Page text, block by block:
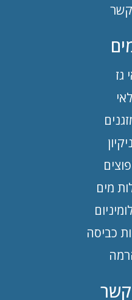
קשר
גז
מים
כביסה
קשר